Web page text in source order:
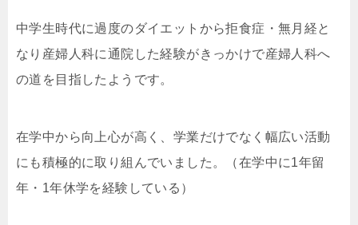
中学生時代に過度のダイエットから拒食症・無月経と
なり産婦人科に通院した経験がきっかけで産婦人科へ
の道を目指したようです。
在学中から向上心が高く、学業だけでなく幅広い活動
にも積極的に取り組んでいました。（在学中に1年留
年・1年休学を経験している）